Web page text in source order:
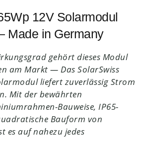
12V Solarmodul
Made in Germany
gehört dieses Modul
am Markt — Das SolarSwiss
liefert zuverlässig Strom
Mit der bewährten
Bauweise, IP65-
Bauform von
es auf nahezu jedes